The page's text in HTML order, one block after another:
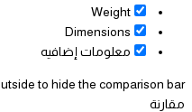
Weight
Dimensions
معلومات إضافيه
to hide the comparison bar
مقارنة